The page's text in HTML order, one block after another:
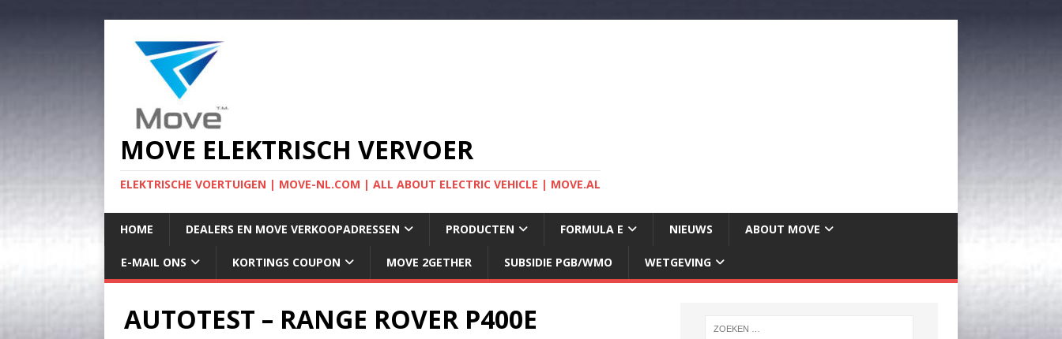
MOVE ELEKTRISCH VERVOER
ELEKTRISCHE VOERTUIGEN | MOVE-NL.COM | ALL ABOUT ELECTRIC VEHICLE | MOVE.AL
HOME DEALERS EN MOVE VERKOOPADRESSEN PRODUCTEN FORMULA E NIEUWS ABOUT MOVE
E-MAIL ONS KORTINGS COUPON MOVE 2GETHER SUBSIDIE PGB/WMO WETGEVING
AUTOTEST – RANGE ROVER P400E